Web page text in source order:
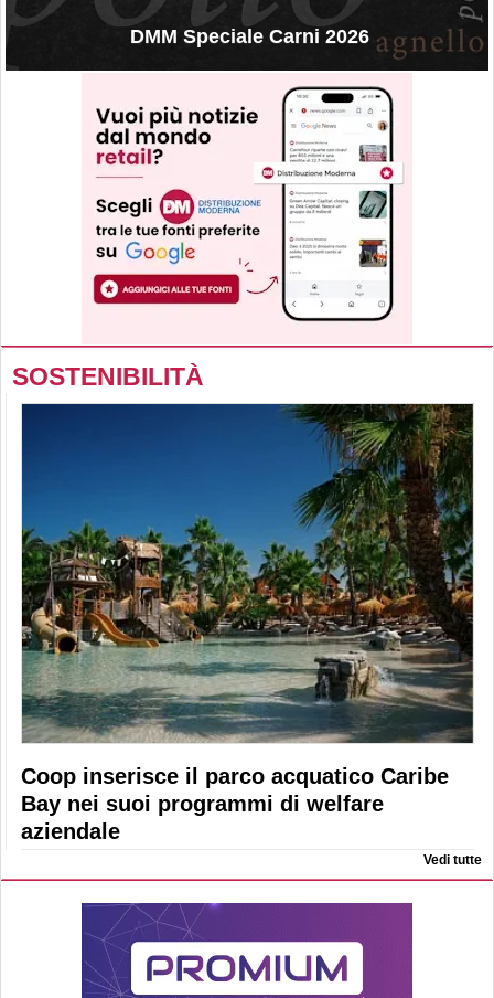
DMM Speciale Carni 2026
SOSTENIBILITÀ
Coop inserisce il parco acquatico Caribe
Bay nei suoi programmi di welfare
aziendale
Vedi tutte